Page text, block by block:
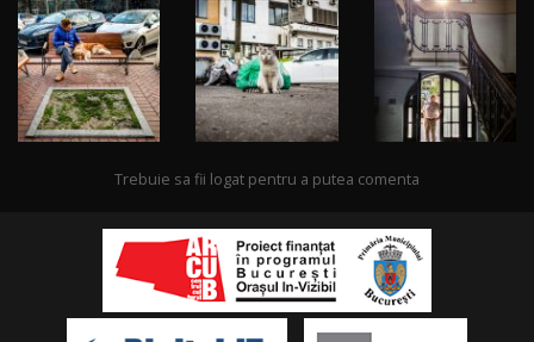
Trebuie sa fii logat pentru a putea comenta